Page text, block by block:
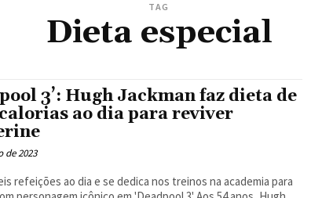
TAG
Dieta especial
3’: Hugh Jackman faz dieta de
ao dia para reviver
de 2023
refeições ao dia e se dedica nos treinos na academia para